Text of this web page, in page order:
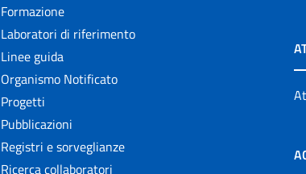
Formazione
Laboratori di riferimento
Linee guida
Organismo Notificato
Progetti
Pubblicazioni
Registri e sorveglianze
Ricerca collaboratori